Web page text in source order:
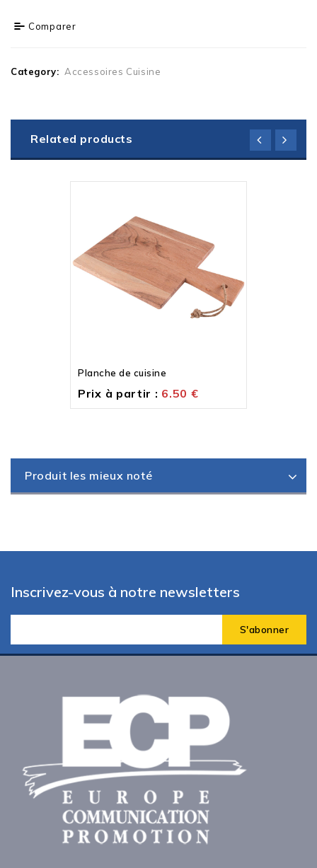
Comparer
Category: Accessoires Cuisine
Related products
Planche de cuisine
Prix à partir : 6.50 €
Produit les mieux noté
Inscrivez-vous à notre newsletters